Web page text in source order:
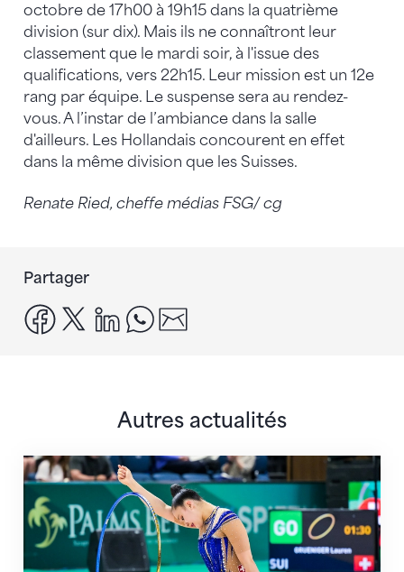
octobre de 17h00 à 19h15 dans la quatrième
division (sur dix). Mais ils ne connaîtront leur
classement que le mardi soir, à l'issue des
qualifications, vers 22h15. Leur mission est un 12e
rang par équipe. Le suspense sera au rendez-
vous. A l’instar de l’ambiance dans la salle
d'ailleurs. Les Hollandais concourent en effet
dans la même division que les Suisses.
Renate Ried, cheffe médias FSG/ cg
Partager
facebook
x linkedinwhatsapp
Autres actualités
Prochaine étape : les Championnats du monde